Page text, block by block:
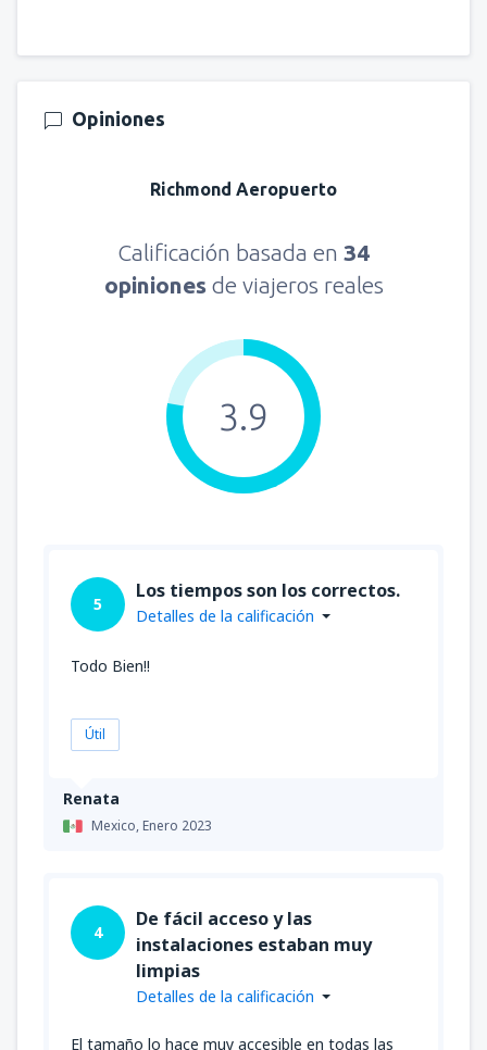
Opiniones
Richmond Aeropuerto
Calificación basada en 34
opiniones de viajeros reales
3.9
Renata
Mexico,Enero 2023
5
Los tiempos son los correctos.
Detalles de la calificación
Todo Bien!!
Útil
4
De fácil acceso y las
instalaciones estaban muy
limpias
Detalles de la calificación
El tamaño lo hace muy accesible en todas las